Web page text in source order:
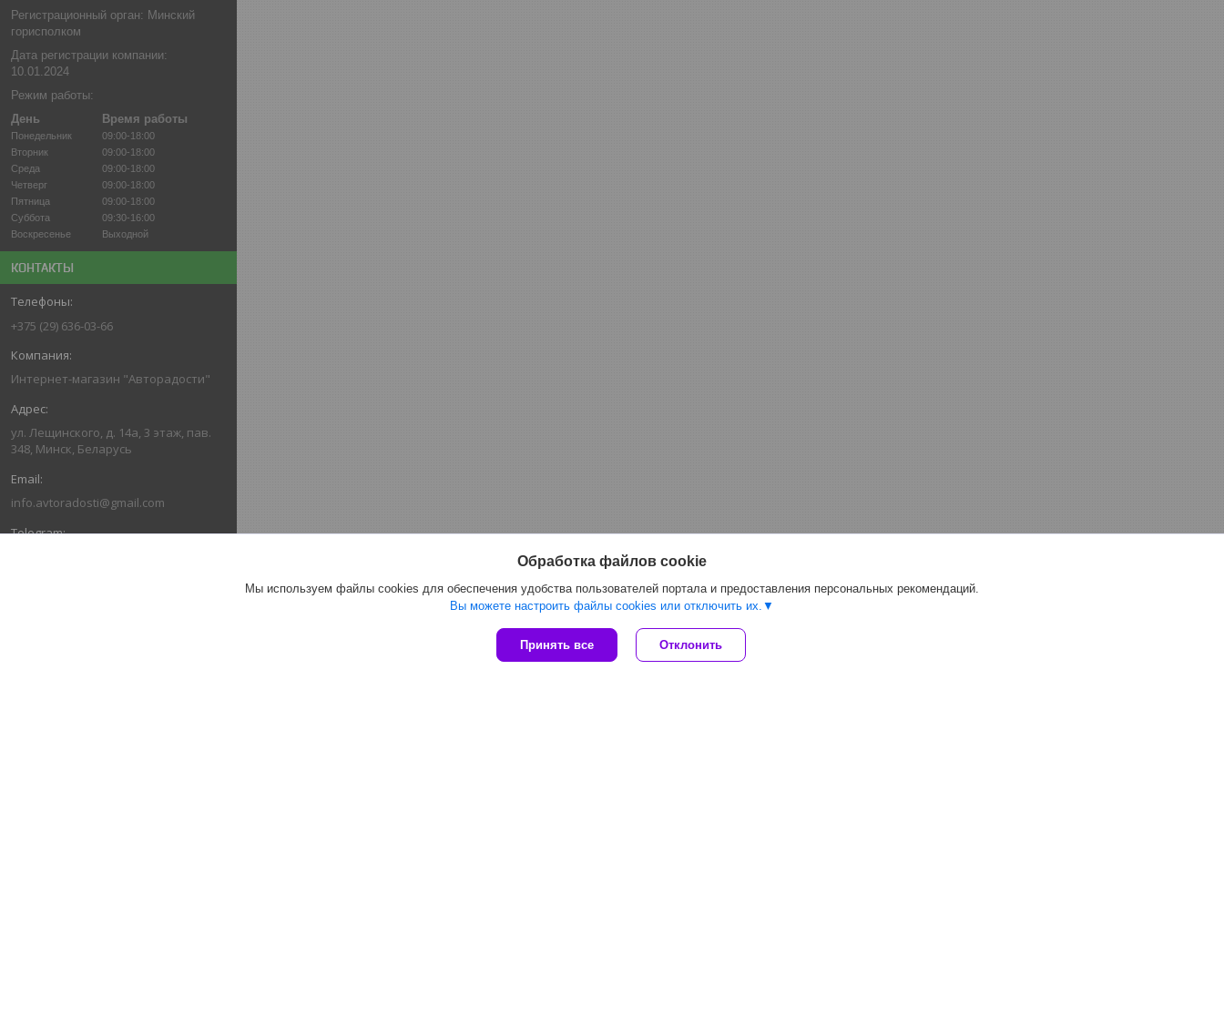
Регистрационный орган: Минский
горисполком
Дата регистрации компании:
10.01.2024
Режим работы:
День
Время работы
Понедельник
09:00-18:00
Вторник
09:00-18:00
Среда
09:00-18:00
Четверг
09:00-18:00
Пятница
09:00-18:00
Суббота
09:30-16:00
Воскресенье
Выходной
КОНТАКТЫ
+375 (29) 636-03-66
Интернет-магазин "Авторадости"
ул. Лещинского, д. 14а, 3 этаж, пав.
348, Минск, Беларусь
info.avtoradosti@gmail.com
Обработка файлов cookie
Мы используем файлы cookies для обеспечения удобства пользователей портала и предоставления персональных рекомендаций.
Вы можете настроить файлы cookies или отключить их.
Принять все Отклонить